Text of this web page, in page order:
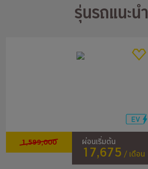
รุ่นรถแนะนำ
1,599,000 ผ่อนเริ่มต้น
17,675 / เดือน